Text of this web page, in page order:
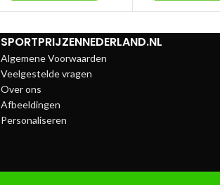
SPORTPRIJZENNEDERLAND.NL
Algemene Voorwaarden
Veelgestelde vragen
Over ons
Afbeeldingen
Personaliseren